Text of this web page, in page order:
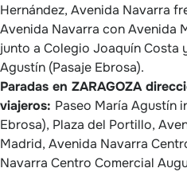
Hernández, Avenida Navarra
Avenida Navarra con Avenida
junto a Colegio Joaquín Costa
Agustín (Pasaje Ebrosa).
Paradas en ZARAGOZA
viajeros: Paseo María Agustín
Ebrosa), Plaza del Portillo,
Madrid, Avenida Navarra
Navarra Centro Comercial